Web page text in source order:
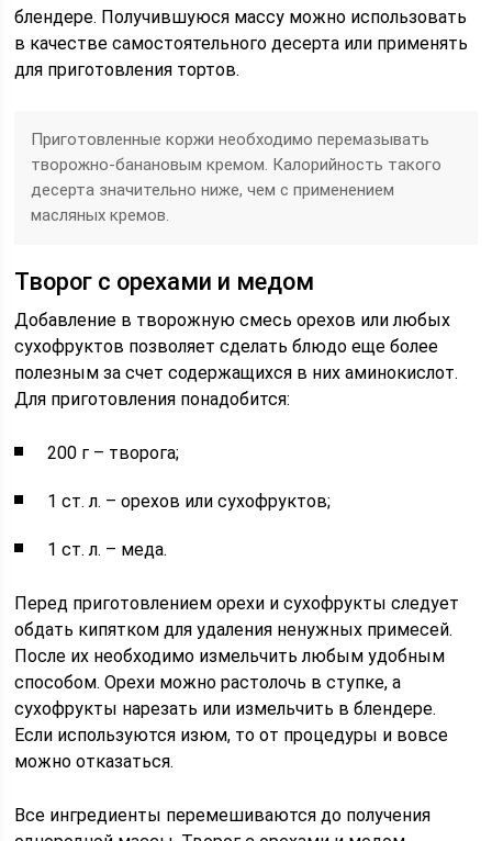
блендере. Получившуюся массу можно использовать
в качестве самостоятельного десерта или применять
для приготовления тортов.
Приготовленные коржи необходимо перемазывать
творожно-банановым кремом. Калорийность такого
десерта значительно ниже, чем с применением
масляных кремов.
Творог с орехами и медом
Добавление в творожную смесь орехов или любых
сухофруктов позволяет сделать блюдо еще более
полезным за счет содержащихся в них аминокислот.
Для приготовления понадобится:
200 г – творога;
1 ст. л. – орехов или сухофруктов;
1 ст. л. – меда.
Перед приготовлением орехи и сухофрукты следует
обдать кипятком для удаления ненужных примесей.
После их необходимо измельчить любым удобным
способом. Орехи можно растолочь в ступке, а
сухофрукты нарезать или измельчить в блендере.
Если используются изюм, то от процедуры и вовсе
можно отказаться.
Все ингредиенты перемешиваются до получения